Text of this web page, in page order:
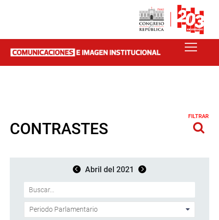
CONTRASTES
FILTRAR
Abril del 2021